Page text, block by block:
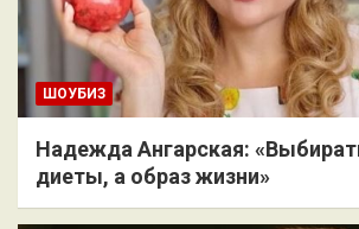
ШОУБИЗ
Надежда Ангарская:
диеты, а образ жизни»